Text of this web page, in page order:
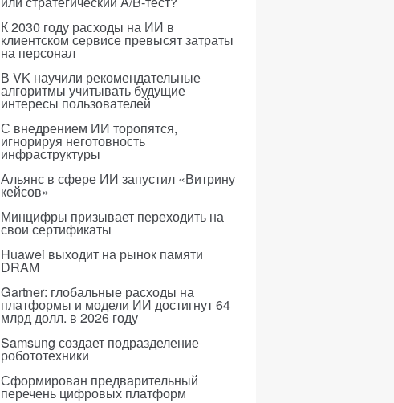
К 2030 году расходы на ИИ в
клиентском сервисе превысят затраты
на персонал
В VK научили рекомендательные
алгоритмы учитывать будущие
интересы пользователей
С внедрением ИИ торопятся,
игнорируя неготовность
инфраструктуры
Альянс в сфере ИИ запустил «Витрину
кейсов»
Минцифры призывает переходить на
свои сертификаты
Huawei выходит на рынок памяти
DRAM
Gartner: глобальные расходы на
платформы и модели ИИ достигнут 64
млрд долл. в 2026 году
Samsung создает подразделение
робототехники
Сформирован предварительный
перечень цифровых платформ